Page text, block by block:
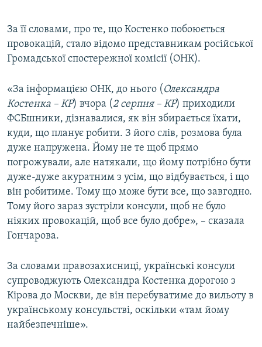
За її словами, про те, що Костенко побоюється
провокацій, стало відомо представникам російської
Громадської спостережної комісії (ОНК).
«За інформацією ОНК, до нього ( Олександра
Костенка – КР) вчора (2 серпня – КР) приходили
ФСБшники, дізнавалися, як він збирається їхати,
куди, що планує робити. З його слів, розмова була
дуже напружена. Йому не те щоб прямо
погрожували, але натякали, що йому потрібно бути
дуже-дуже акуратним з усім, що відбувається, і що
він робитиме. Тому що може бути все, що завгодно.
Тому його зараз зустріли консули, щоб не було
ніяких провокацій, щоб все було добре», – сказала
Гончарова.
За словами правозахисниці, українські консули
супроводжують Олександра Костенка дорогою з
Кірова до Москви, де він перебуватиме до вильоту в
українському консульстві, оскільки «там йому
найбезпечніше».